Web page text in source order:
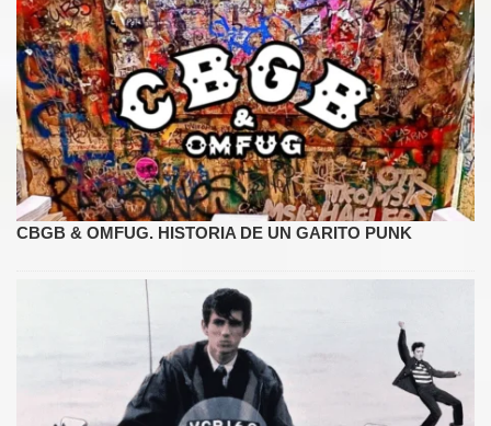
CBGB & OMFUG. HISTORIA DE UN GARITO PUNK